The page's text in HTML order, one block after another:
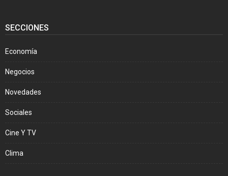
SECCIONES
Economía
Negocios
Novedades
Sociales
Cine Y TV
Clima